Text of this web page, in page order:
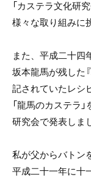
「カステラ文化研
様々な取り組みに
また、平成二十四
坂本龍馬が残した
記されていたレシ
「龍馬のカステラ」
研究会で発表しま
私が父からバトン
平成二十一年に十